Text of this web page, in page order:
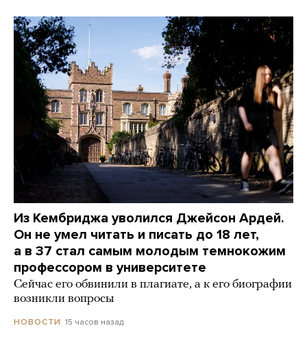
Из Кембриджа уволился Джейсон Ардей.
Он не умел читать и писать до 18 лет,
а в 37 стал самым молодым темнокожим
профессором в университете
Сейчас его обвинили в плагиате, а к его биографии
возникли вопросы
НОВОСТИ 15 часов назад